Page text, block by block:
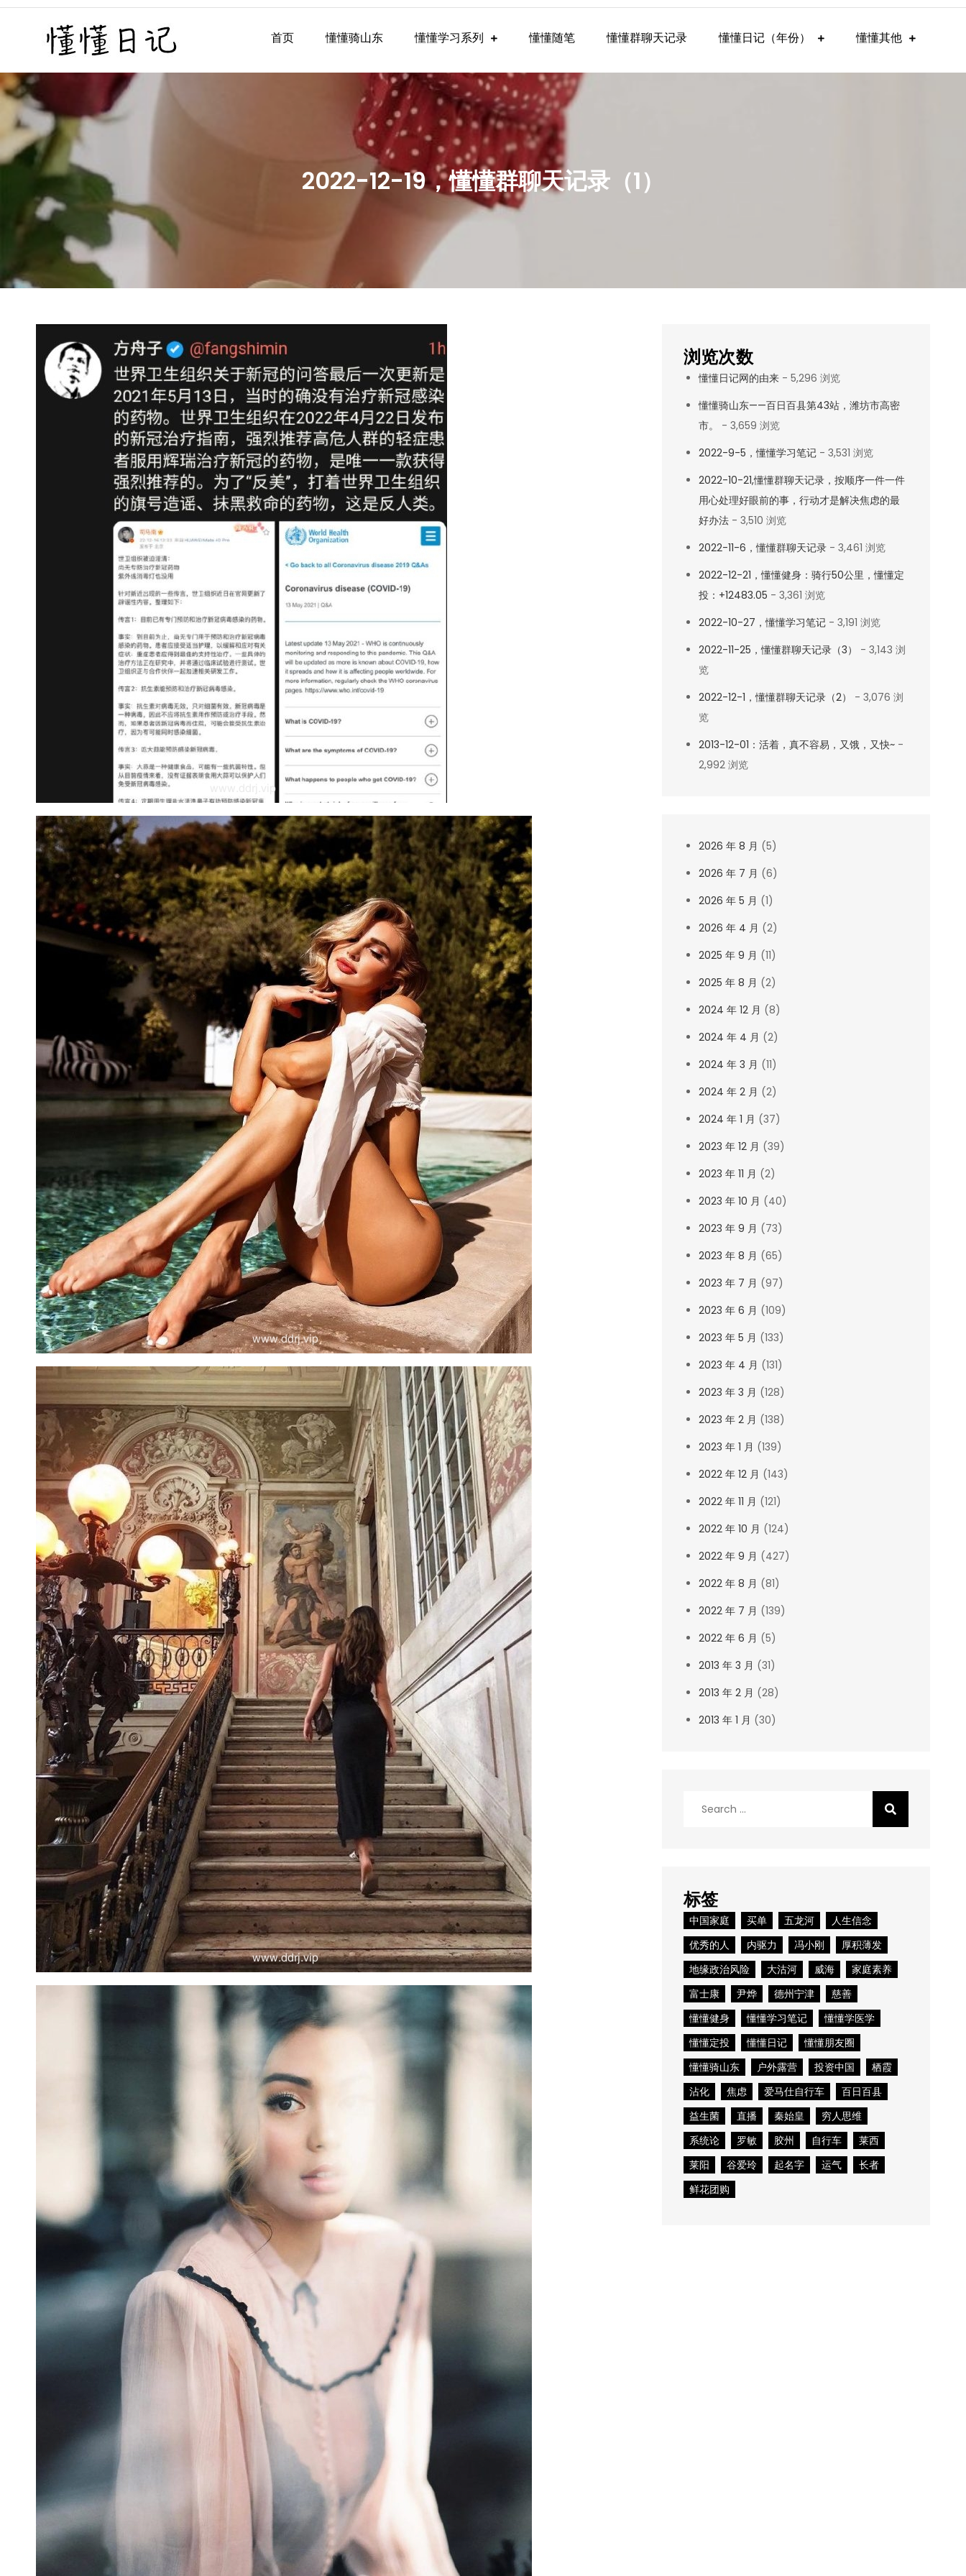
Skip
懂懂日记
懂懂日记网每天同步更新懂懂学习群内容
首页 懂懂骑山东 懂懂学习系列 懂懂随笔 懂懂群聊天记录 懂懂日记（年份） 懂懂其他
2022-12-19，懂懂群聊天记录（1）
浏览次数
懂懂日记网的由来- 5,296 浏览
懂懂骑山东——百日百县第43站，潍坊市高密
市。
- 3,659 浏览
2022-9-5，懂懂学习笔记- 3,531 浏览
2022-10-21,懂懂群聊天记录，按顺序一件一件
用心处理好眼前的事，行动才是解决焦虑的最
好办法- 3,510 浏览
2022-11-6，懂懂群聊天记录- 3,461 浏览
2022-12-21，懂懂健身：骑行50公里，懂懂定
投：+12483.05 - 3,361 浏览
2022-10-27，懂懂学习笔记- 3,191 浏览
2022-11-25，懂懂群聊天记录（3）
- 3,143 浏
览
2022-12-1，懂懂群聊天记录（2）
- 3,076 浏
览
2013-12-01：活着，真不容易，又饿，又快~-
2,992 浏览
2026 年 8 月 (5)
2026 年 7 月 (6)
2026 年 5 月 (1)
2026 年 4 月 (2)
2025 年 9 月 (11)
2025 年 8 月 (2)
2024 年 12 月 (8)
2024 年 4 月 (2)
2024 年 3 月 (11)
2024 年 2 月 (2)
2024 年 1 月 (37)
2023 年 12 月 (39)
2023 年 11 月 (2)
2023 年 10 月 (40)
2023 年 9 月 (73)
2023 年 8 月 (65)
2023 年 7 月 (97)
2023 年 6 月 (109)
2023 年 5 月 (133)
2023 年 4 月 (131)
2023 年 3 月 (128)
2023 年 2 月 (138)
2023 年 1 月 (139)
2022 年 12 月 (143)
2022 年 11 月 (121)
2022 年 10 月 (124)
2022 年 9 月 (427)
2022 年 8 月 (81)
2022 年 7 月 (139)
2022 年 6 月 (5)
2013 年 3 月 (31)
2013 年 2 月 (28)
2013 年 1 月 (30)
标签
中国家庭 买单 五龙河
人生信念
优秀的人
内驱力 冯小刚
厚积薄发
地缘政治风险
大沽河 威海
家庭素养
富士康
尹烨 德州宁津
慈善
懂懂健身
懂懂学习笔记
懂懂学医学
懂懂定投
懂懂日记
懂懂朋友圈
懂懂骑山东
户外露营 投资中国
栖霞
沾化
焦虑 爱马仕自行车
百日百县
益生菌
直播 秦始皇
穷人思维
系统论
罗敏 胶州 自行车
莱西
莱阳
谷爱玲 起名字 运气
长者
鲜花团购